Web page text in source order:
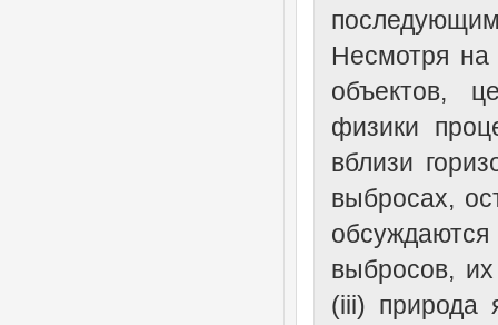
Несмотря на
объектов,
физики
вблизи
выбросах,
выбросов,
(iii) природа